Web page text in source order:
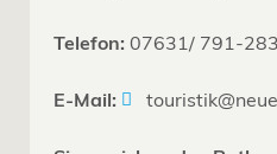
Telefon: 07631/ 791-283
E-Mail: